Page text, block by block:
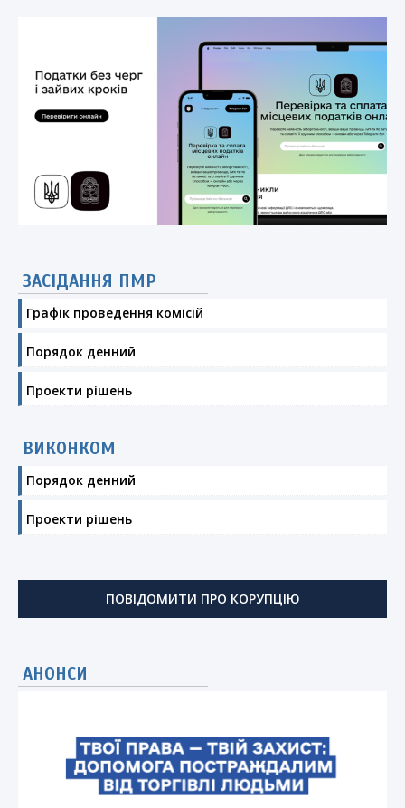
ЗАСІДАННЯ ПМР
Графік проведення комісій
Порядок денний
Проекти рішень
ВИКОНКОМ
Порядок денний
Проекти рішень
ПОВІДОМИТИ ПРО КОРУПЦІЮ
АНОНСИ